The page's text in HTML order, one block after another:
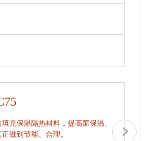
充保温隔热材料，提高窗保温、
做到节能、合理。